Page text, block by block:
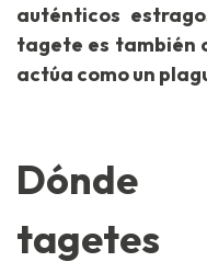
auténticos
tagete es también
actúa como un
Dónde
tagetes